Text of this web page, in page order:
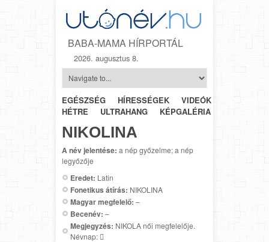
BABA-MAMA HÍRPORTÁL
2026. augusztus 8.
EGÉSZSÉG HÍRESSÉGEK VIDEÓK
HÉTRŐL-
HÉTRE
ULTRAHANG KÉPGALÉRIA
NIKOLINA
A név jelentése: a nép győzelme; a nép
legyőzője
Eredet: Latin
Fonetikus átírás: NIKOLINA
Magyar megfelelő: –
Becenév: –
Megjegyzés: NIKOLA női megfelelője.
Névnap: 